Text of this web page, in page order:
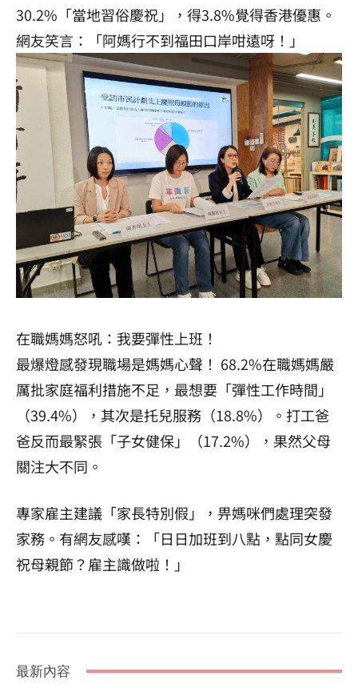
30.2%「當地習俗慶祝」，得3.8%覺得香港優惠。
網友笑言：「阿媽行不到福田口岸咁遠呀！」
在職媽媽怒吼：我要彈性上班！
最爆燈感發現職場是媽媽心聲！ 68.2%在職媽媽嚴
厲批家庭福利措施不足，最想要「彈性工作時間」
（39.4%），其次是托兒服務（18.8%）。打工爸
爸反而最緊張「子女健保」（17.2%），果然父母
關注大不同。
專家雇主建議「家長特別假」，畀媽咪們處理突發
家務。有網友感嘆：「日日加班到八點，點同女慶
祝母親節？雇主識做啦！」
最新內容